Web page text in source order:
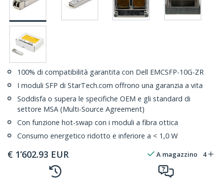
100% di compatibilità garantita con Dell EMCSFP-10G-ZR
I moduli SFP di StarTech.com offrono una garanzia a vita
Soddisfa o supera le specifiche OEM e gli standard di
settore MSA (Multi-Source Agreement)
Con funzione hot-swap con i moduli a fibra ottica
Consumo energetico ridotto e inferiore a < 1,0 W
€ 1’602.93 EUR A magazzino 4